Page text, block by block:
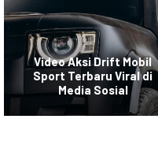
Video Aksi Drift Mobil
Sport Terbaru Viral di
Media Sosial